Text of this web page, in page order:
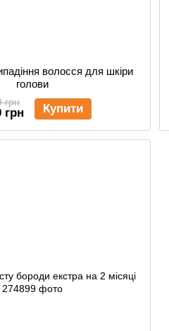
волосся для шкіри
голови
грн
грн Купити